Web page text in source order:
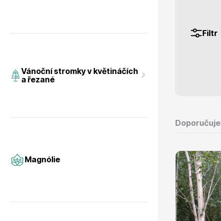
Filtr
Vánoční stromky v květináčích
a řezané
Magnólie